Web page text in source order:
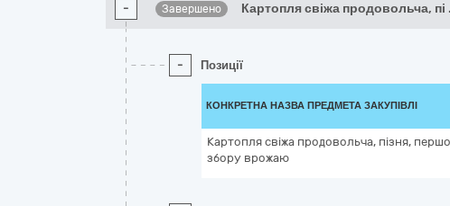
- Завершено Картопля свіжа продовольча, пі
- Позиції
КОНКРЕТНА НАЗВА ПРЕДМЕТА ЗАКУПІВЛІ
Картопля свіжа продовольча, пізня,
збору врожаю